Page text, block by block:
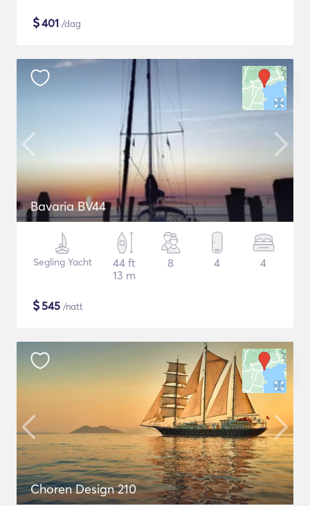
$401 /dag
Bavaria BV44
Segling Yacht
44 ft
13 m
8 4 4
$545 /natt
Choren Design 210